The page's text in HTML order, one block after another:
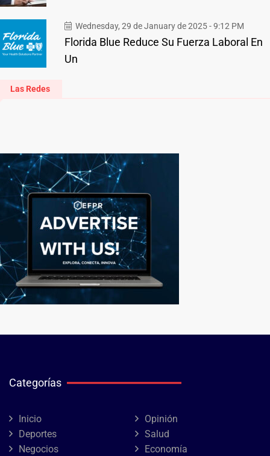
Wednesday, 29 de January de 2025 - 9:12 PM
Florida Blue Reduce Su Fuerza Laboral En
Un
Las Redes
Categorías
Inicio
Opinión
Deportes
Salud
Negocios
Economía